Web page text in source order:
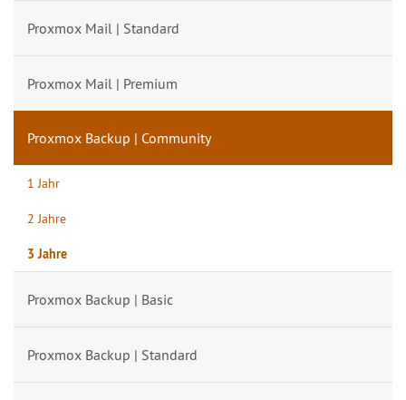
Proxmox Mail | Standard
Proxmox Mail | Premium
Proxmox Backup | Community
1 Jahr
2 Jahre
3 Jahre
Proxmox Backup | Basic
Proxmox Backup | Standard